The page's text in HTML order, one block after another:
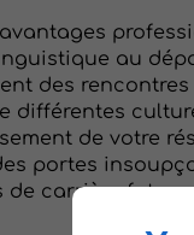
au
des
différentes
de votre
portes
de carrière